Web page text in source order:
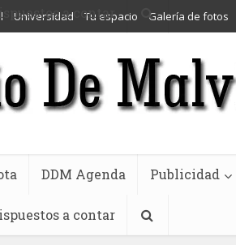
a contar
Universidad Tu espacio Galería de fotos
DDM Agenda Publicidad
a contar